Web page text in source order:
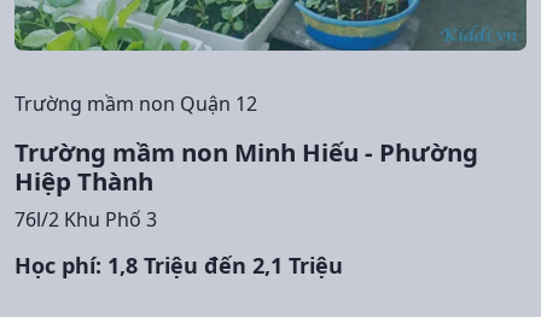
Trường mầm non Quận 12
Trường mầm non Minh Hiếu - Phường
Hiệp Thành
76l/2 Khu Phố 3
Học phí: 1,8 Triệu đến 2,1 Triệu